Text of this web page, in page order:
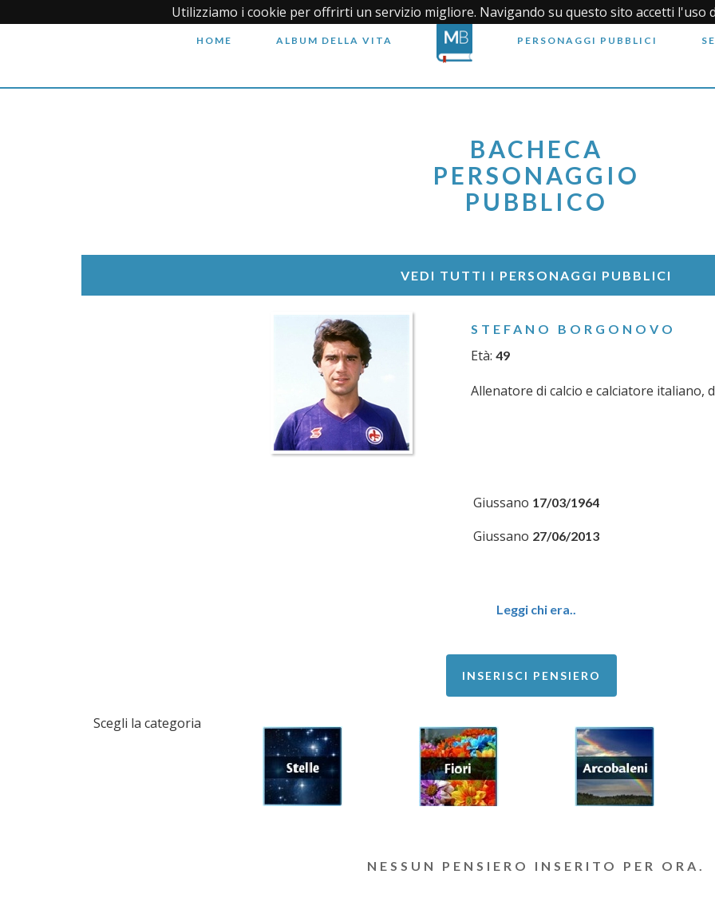
Utilizziamo i cookie per offrirti un servizio migliore. Navigando su questo sito accetti l'uso
HOME ALBUM DELLA VITA PERSONAGGI PUBBLICI
BACHECA
PERSONAGGIO
PUBBLICO
VEDI TUTTI I PERSONAGGI PUBBLICI
STEFANO BORGONOVO
Età: 49
Allenatore di calcio e calciatore italiano,
Giussano 17/03/1964
Giussano 27/06/2013
Leggi chi era..
INSERISCI PENSIERO
Scegli la categoria
NESSUN PENSIERO INSERITO PER ORA.